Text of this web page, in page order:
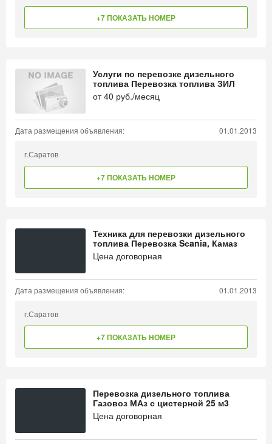
+7 ПОКАЗАТЬ НОМЕР
Услуги по перевозке дизельного
топлива Перевозка топлива ЗИЛ
от40 руб./месяц
Дата размещения объявления: 01.01.2013
г.Саратов
+7 ПОКАЗАТЬ НОМЕР
Техника для перевозки дизельного
топлива Перевозка Sсania, Камаз
Цена договорная
Дата размещения объявления: 01.01.2013
г.Саратов
+7 ПОКАЗАТЬ НОМЕР
Перевозка дизельного топлива
Газовоз МАз с цистерной 25 м3
Цена договорная